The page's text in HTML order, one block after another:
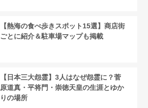
【熱海の食べ歩きスポット15選】商店街
ごとに紹介＆駐車場マップも掲載
【日本三大怨霊】3人はなぜ怨霊に？菅
原道真・平将門・崇徳天皇の生涯とゆか
りの場所